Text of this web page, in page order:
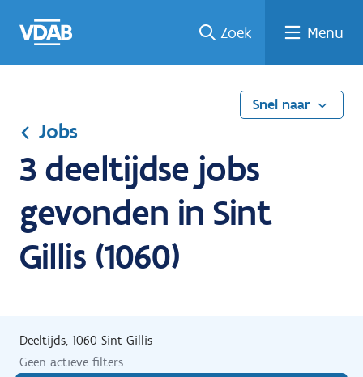
naar
een
een
job
naar
Zoek Menu
Snel naar
Jobs
3 deeltijdse jobs
gevonden in Sint
Gillis (1060)
Deeltijds, 1060 Sint Gillis
Geen actieve filters